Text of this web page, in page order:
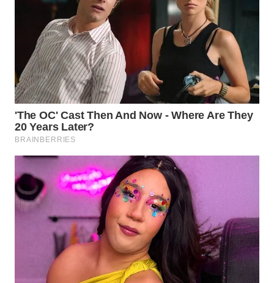
SUKABUMI
WN
PURWAKARTA
WN
PRIANGAN
TIMUR
WN
SEMARANG
WN
BOROBUDUR